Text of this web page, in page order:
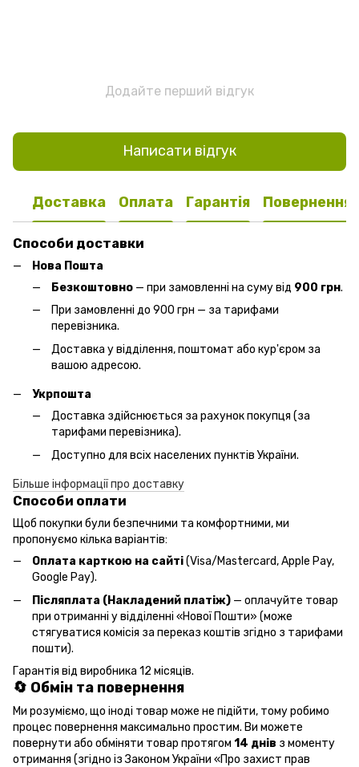
Додайте перший відгук
Написати відгук
Доставка Оплата Гарантія Повернення
Способи доставки
Нова Пошта
Безкоштовно — при замовленні на суму від 900 грн.
При замовленні до 900 грн — за тарифами
перевізника.
Доставка у відділення, поштомат або кур'єром за
вашою адресою.
Укрпошта
Доставка здійснюється за рахунок покупця (за
тарифами перевізника).
Доступно для всіх населених пунктів України.
Більше інформації про доставку
Способи оплати
Щоб покупки були безпечними та комфортними, ми
пропонуємо кілька варіантів:
Оплата карткою на сайті(Visa/Mastercard, Apple Pay,
Google Pay).
Післяплата (Накладений платіж) — оплачуйте товар
при отриманні у відділенні «Нової Пошти» (може
стягуватися комісія за переказ коштів згідно з тарифами
пошти).
Гарантія від виробника 12 місяців.
🔄 Обмін та повернення
Ми розуміємо, що іноді товар може не підійти, тому робимо
процес повернення максимально простим. Ви можете
повернути або обміняти товар протягом 14 днів з моменту
отримання (згідно із Законом України «Про захист прав